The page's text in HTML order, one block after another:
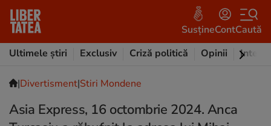
SusțineContCaută
Ultimele știri
Exclusiv Criză politică Opinii
|Divertisment|Stiri Mondene
Asia Express, 16 octombrie 2024. Anca